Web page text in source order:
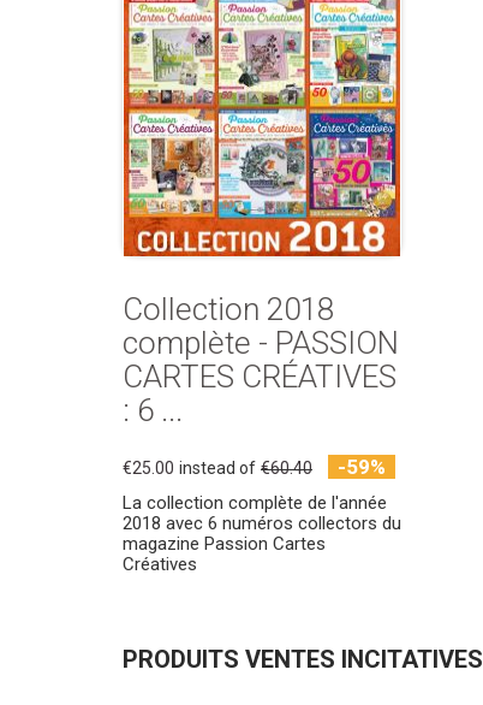
Collection 2018
complète - PASSION
CARTES CRÉATIVES
: 6 ...
€25.00 instead of €60.40 -59%
La collection complète de l'année
2018 avec 6 numéros collectors du
magazine Passion Cartes
Créatives
PRODUITS VENTES INCITATIVES